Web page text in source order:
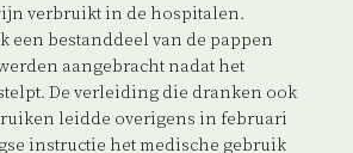
verbruikt in de hospitalen.
een bestanddeel van de pappen
aangebracht nadat het
De verleiding die dranken ook
leidde overigens in februari
instructie het medische gebruik